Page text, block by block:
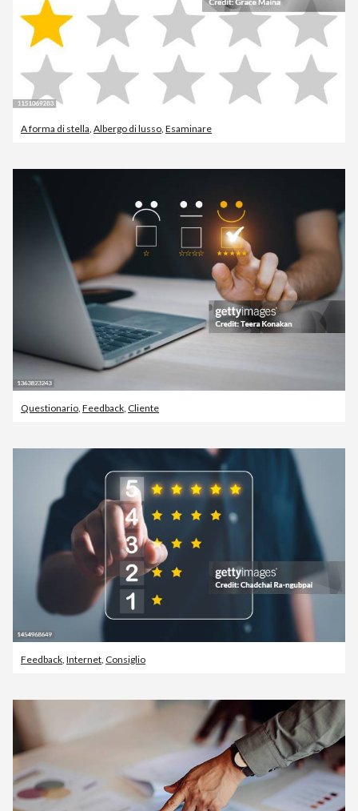
A forma di stella Albergo di lusso Esaminare
Questionario, Feedback, Cliente
Feedback Internet Consiglio